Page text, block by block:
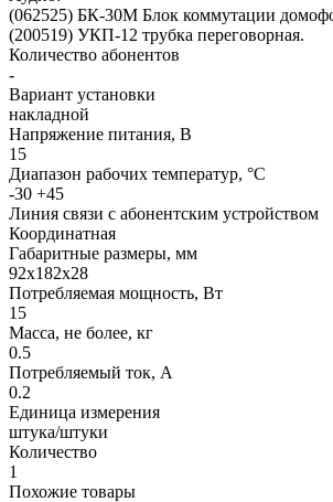
(062525) БК-30М Блок коммутации
(200519) УКП-12 трубка переговорная.
Количество абонентов
-
Вариант установки
накладной
Напряжение питания, В
15
Диапазон рабочих температур, °С
-30 +45
Линия связи с абонентским устройством
Координатная
Габаритные размеры, мм
92х182х28
Потребляемая мощность, Вт
15
Масса, не более, кг
0.5
Потребляемый ток, А
0.2
Единица измерения
штука/штуки
Количество
1
Похожие товары